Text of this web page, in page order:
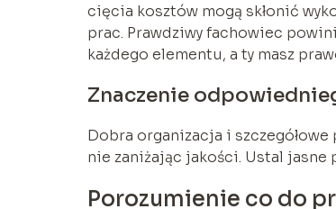
cięcia kosztów mogą skłonić
prac. Prawdziwy fachowiec
każdego elementu, a ty masz
Znaczenie
Dobra organizacja i
nie zaniżając jakości. Ustal
Porozumienie co do